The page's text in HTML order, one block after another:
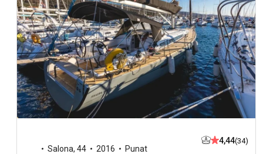
Salona, 44 2016 Punat
4,44(34)